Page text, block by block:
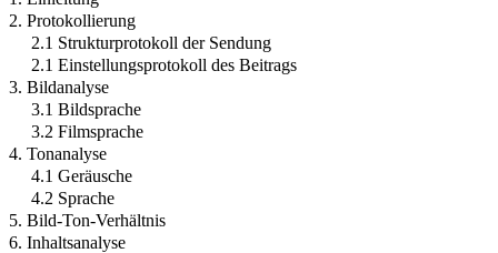
2. Protokollierung
2.1 Strukturprotokoll der Sendung
2.1 Einstellungsprotokoll des Beitrags
3. Bildanalyse
3.1 Bildsprache
3.2 Filmsprache
4. Tonanalyse
4.1 Geräusche
4.2 Sprache
5. Bild-Ton-Verhältnis
6. Inhaltsanalyse